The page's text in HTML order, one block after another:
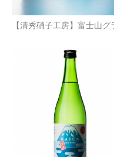
【清秀硝子工房】富士山